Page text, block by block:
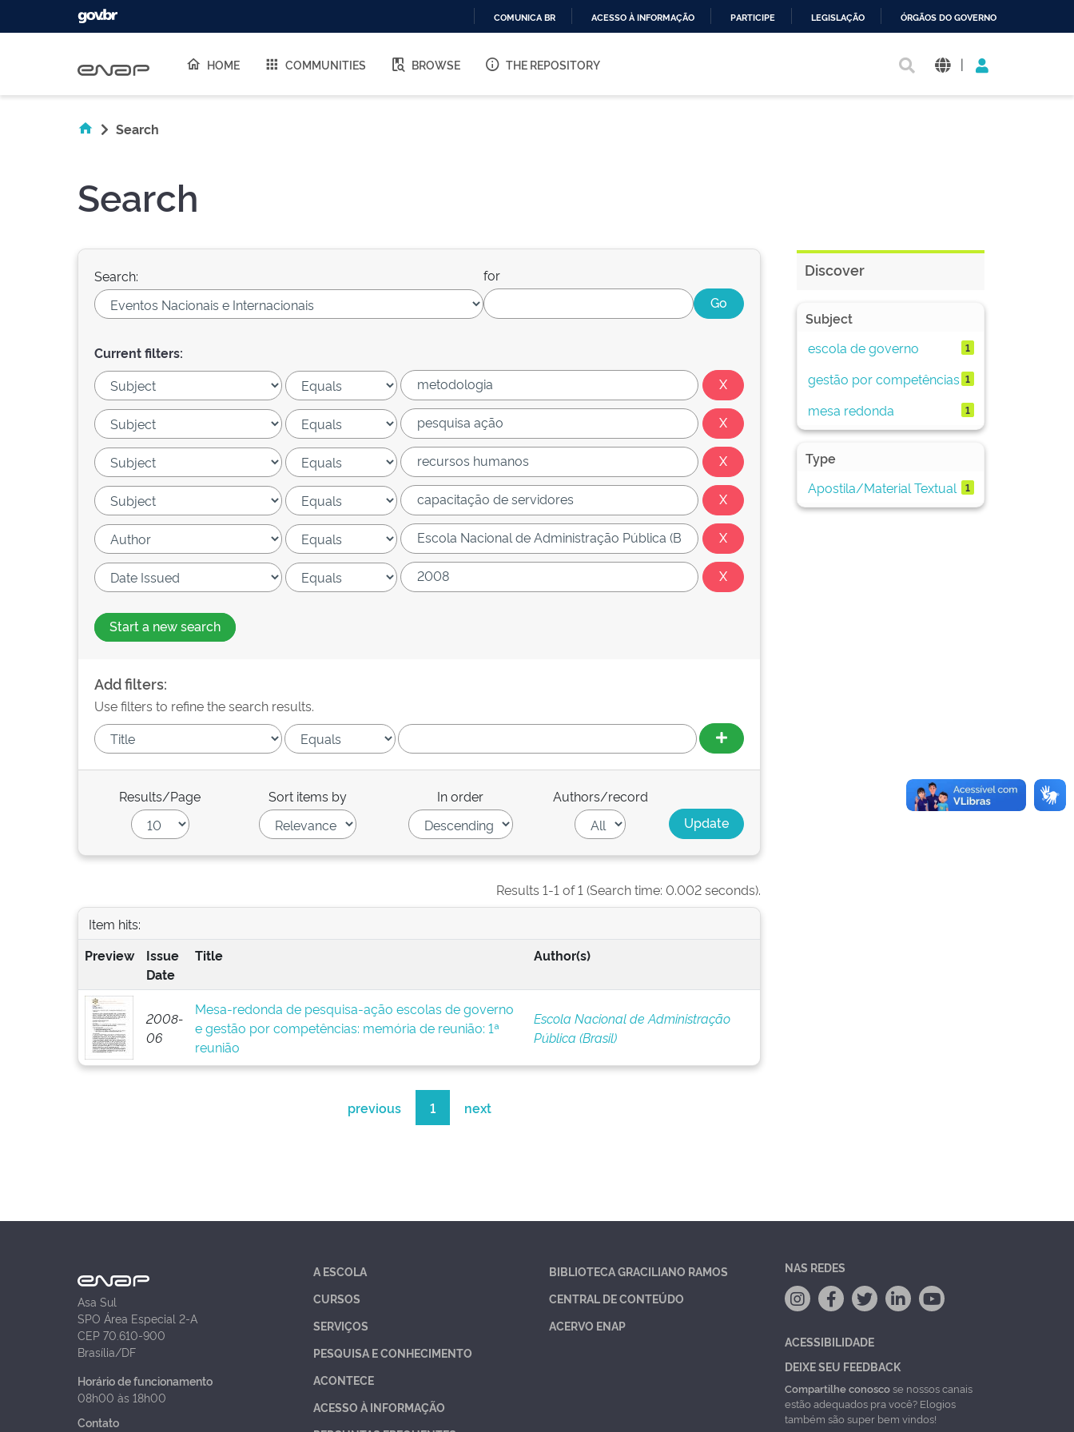
O
COMUNICA BR ACESSO À INFORMAÇÃO PARTICIPE LEGISLAÇÃO ÓRGÃOS DO GOVERNO
HOME COMMUNITIES BROWSE THE REPOSITORY |
Search
Search
Search: for
Current filters:
Start a new search
Add filters:
Use filters to refine the search results.
Results/Page Sort items by In order Authors/record
Results 1-1 of 1 (Search time: 0.002 seconds).
Item hits:
Preview
Issue
Date
Title Author(s)
2008-
06
Mesa-redonda de pesquisa-ação escolas de governo
e gestão por competências: memória de reunião: 1ª
reunião
Escola Nacional de Administração
Pública (Brasil)
previous 1 next
Discover
Subject
escola de governo
1
gestão por competências 1
mesa redonda 1
Type
Apostila/Material Textual
1
Asa Sul
SPO Área Especial 2-A
CEP 70.610-900
Brasília/DF
Horário de funcionamento
08h00 às 18h00
Contato
A ESCOLA
CURSOS
SERVIÇOS
PESQUISA E CONHECIMENTO
ACONTECE
ACESSO À INFORMAÇÃO
BIBLIOTECA GRACILIANO RAMOS
CENTRAL DE CONTEÚDO
ACERVO ENAP
NAS REDES
ACESSIBILIDADE
DEIXE SEU FEEDBACK
Compartilhe conoscose nossos canais
estão adequados pra você? Elogios
também são super bem vindos!